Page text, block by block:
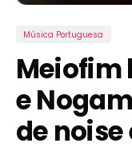
Música Portuguesa
Meiofim
e
de